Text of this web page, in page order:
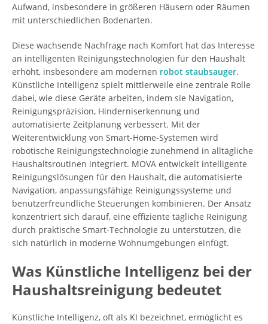
Aufwand, insbesondere in größeren Häusern oder Räumen
mit unterschiedlichen Bodenarten.
Diese wachsende Nachfrage nach Komfort hat das Interesse
an intelligenten Reinigungstechnologien für den Haushalt
erhöht, insbesondere am modernen robot staubsauger.
Künstliche Intelligenz spielt mittlerweile eine zentrale Rolle
dabei, wie diese Geräte arbeiten, indem sie Navigation,
Reinigungspräzision, Hinderniserkennung und
automatisierte Zeitplanung verbessert. Mit der
Weiterentwicklung von Smart-Home-Systemen wird
robotische Reinigungstechnologie zunehmend in alltägliche
Haushaltsroutinen integriert. MOVA entwickelt intelligente
Reinigungslösungen für den Haushalt, die automatisierte
Navigation, anpassungsfähige Reinigungssysteme und
benutzerfreundliche Steuerungen kombinieren. Der Ansatz
konzentriert sich darauf, eine effiziente tägliche Reinigung
durch praktische Smart-Technologie zu unterstützen, die
sich natürlich in moderne Wohnumgebungen einfügt.
Was Künstliche Intelligenz bei der
Haushaltsreinigung bedeutet
Künstliche Intelligenz, oft als KI bezeichnet, ermöglicht es